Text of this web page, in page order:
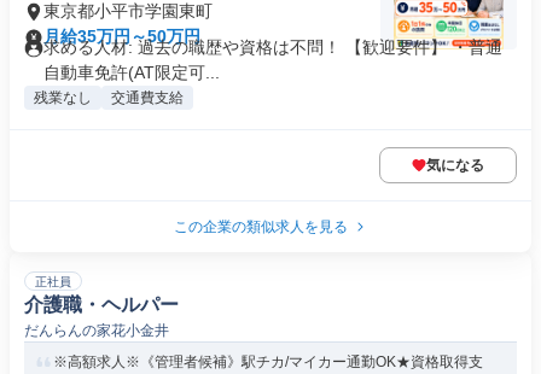
東京都小平市学園東町
月給35万円～50万円
求める人材: 過去の職歴や資格は不問！ 【歓迎要件】 ・普通
自動車免許(AT限定可...
残業なし 交通費支給
気になる
この企業の類似求人を見る
正社員
介護職・ヘルパー
だんらんの家花小金井
※高額求人※《管理者候補》駅チカ/マイカー通勤OK★資格取得支